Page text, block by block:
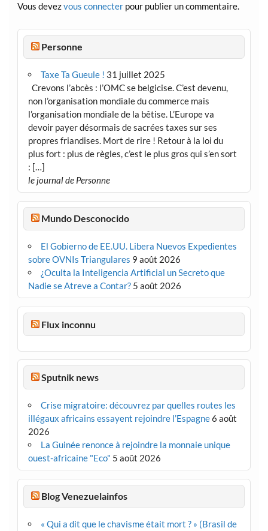
Vous devezvous connecterpour publier un commentaire.
Personne
Taxe Ta Gueule ! 31 juillet 2025
Crevons l’abcès : l’OMC se belgicise. C’est devenu,
non l’organisation mondiale du commerce mais
l’organisation mondiale de la bêtise. L’Europe va
devoir payer désormais de sacrées taxes sur ses
propres friandises. Mort de rire ! Retour à la loi du
plus fort : plus de règles, c’est le plus gros qui s’en sort
: […]
le journal de Personne
Mundo Desconocido
El Gobierno de EE.UU. Libera Nuevos Expedientes
sobre OVNIs Triangulares 9 août 2026
¿Oculta la Inteligencia Artificial un Secreto que
Nadie se Atreve a Contar? 5 août 2026
Flux inconnu
Sputnik news
Crise migratoire: découvrez par quelles routes les
illégaux africains essayent rejoindre l’Espagne6 août
2026
La Guinée renonce à rejoindre la monnaie unique
ouest-africaine "Eco" 5 août 2026
Blog Venezuelainfos
« Qui a dit que le chavisme était mort ? » (Brasil de